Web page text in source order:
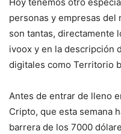
personas y empresas del
son tantas, directamente
ivoox y en la descripción
digitales como Territorio
Antes de entrar de lleno
Cripto, que esta semana
barrera de los 7000